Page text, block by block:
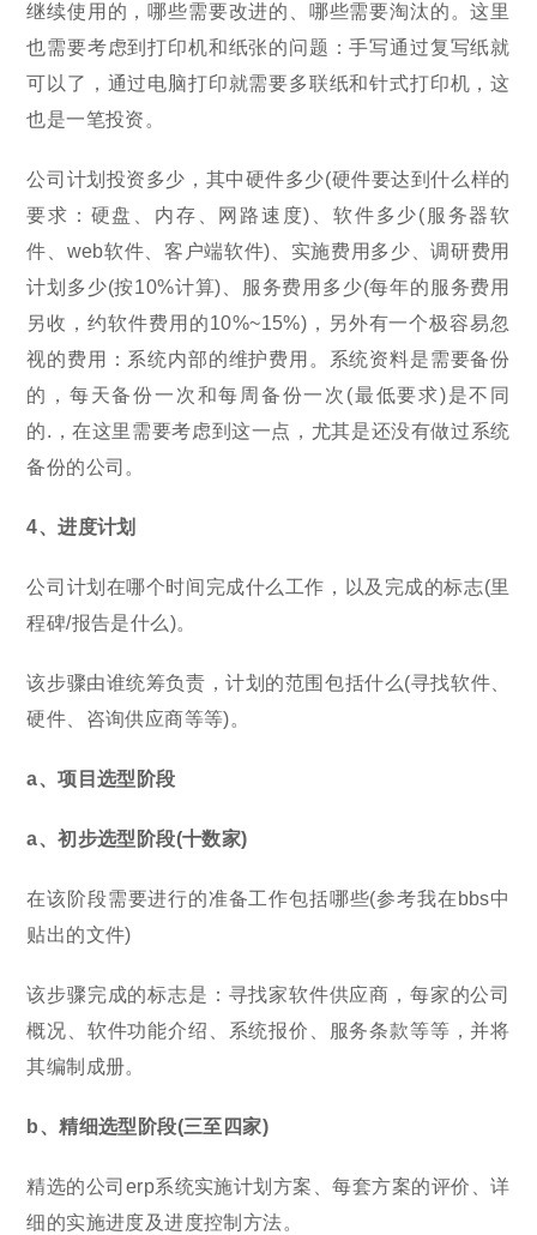
继续使用的，哪些需要改进的、哪些需要淘汰的。这里
也需要考虑到打印机和纸张的问题：手写通过复写纸就
可以了，通过电脑打印就需要多联纸和针式打印机，这
也是一笔投资。
公司计划投资多少，其中硬件多少(硬件要达到什么样的
要求：硬盘、内存、网路速度)、软件多少(服务器软
件、web软件、客户端软件)、实施费用多少、调研费用
计划多少(按10%计算)、服务费用多少(每年的服务费用
另收，约软件费用的10%~15%)，另外有一个极容易忽
视的费用：系统内部的维护费用。系统资料是需要备份
的，每天备份一次和每周备份一次(最低要求)是不同
的.，在这里需要考虑到这一点，尤其是还没有做过系统
备份的公司。
4、进度计划
公司计划在哪个时间完成什么工作，以及完成的标志(里
程碑/报告是什么)。
该步骤由谁统筹负责，计划的范围包括什么(寻找软件、
硬件、咨询供应商等等)。
a、项目选型阶段
a、初步选型阶段(十数家)
在该阶段需要进行的准备工作包括哪些(参考我在bbs中
贴出的文件)
该步骤完成的标志是：寻找家软件供应商，每家的公司
概况、软件功能介绍、系统报价、服务条款等等，并将
其编制成册。
b、精细选型阶段(三至四家)
精选的公司erp系统实施计划方案、每套方案的评价、详
细的实施进度及进度控制方法。